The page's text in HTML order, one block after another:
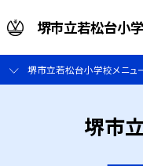
堺市立若松台小
堺市立若松台小学校メニュ
堺市